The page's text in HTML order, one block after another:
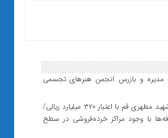
مدیره و بازرس انجمن هنرهای تجسمی
تملک ۷۶ غرفه میدان شهید مطهری قم با اعتبار ۳۲۰ میلیارد ریالی/
با وجود مراکز خرده‌فروشی در سطح